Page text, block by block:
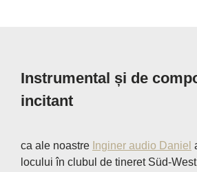
Instrumental și de
incitant
ca ale noastre Inginer audio Daniel
locului în clubul de tineret Süd-